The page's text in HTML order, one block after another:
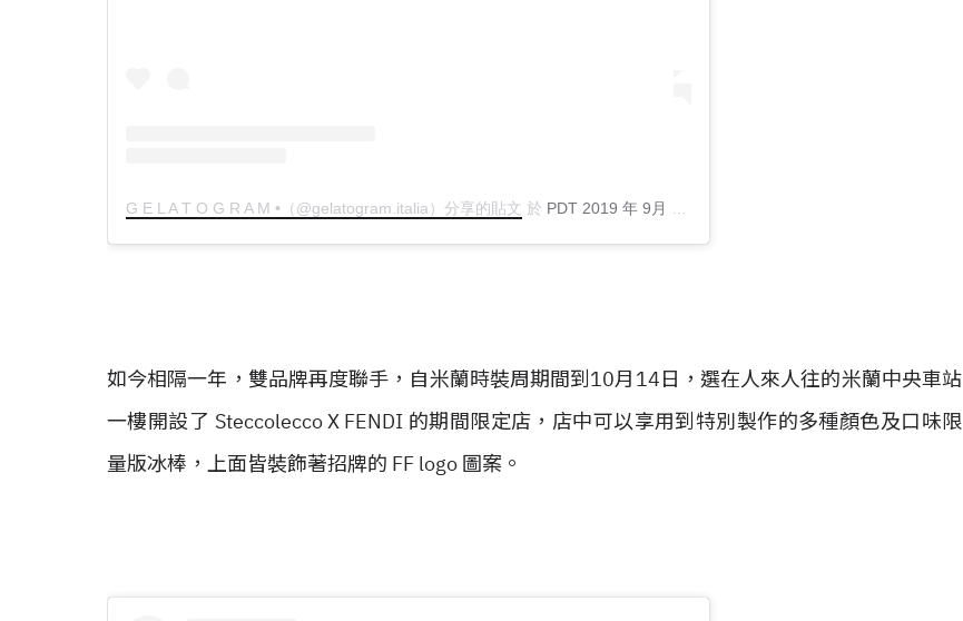
G E L A T O G R A M •（@gelatogram.italia）分享的貼文 於 PDT 2019 年 9月 月 22 日 上午 3:25
如今相隔一年，雙品牌再度聯手，自米蘭時裝周期間到10月14日，選在人來人往的米蘭中央車站
一樓開設了 Steccolecco X FENDI 的期間限定店，店中可以享用到特別製作的多種顏色及口味限
量版冰棒，上面皆裝飾著招牌的 FF logo 圖案。